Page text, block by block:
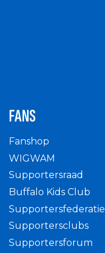
FANS
Fanshop
WIGWAM
Supportersraad
Buffalo Kids Club
Supportersfederatie
Supportersclubs
Supportersforum